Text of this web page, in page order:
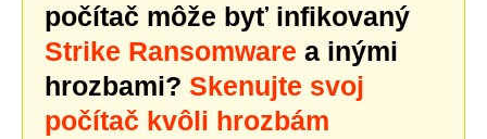
počítač môže byť infikovaný
Strike Ransomware a inými
hrozbami? Skenujte svoj
počítač kvôli hrozbám